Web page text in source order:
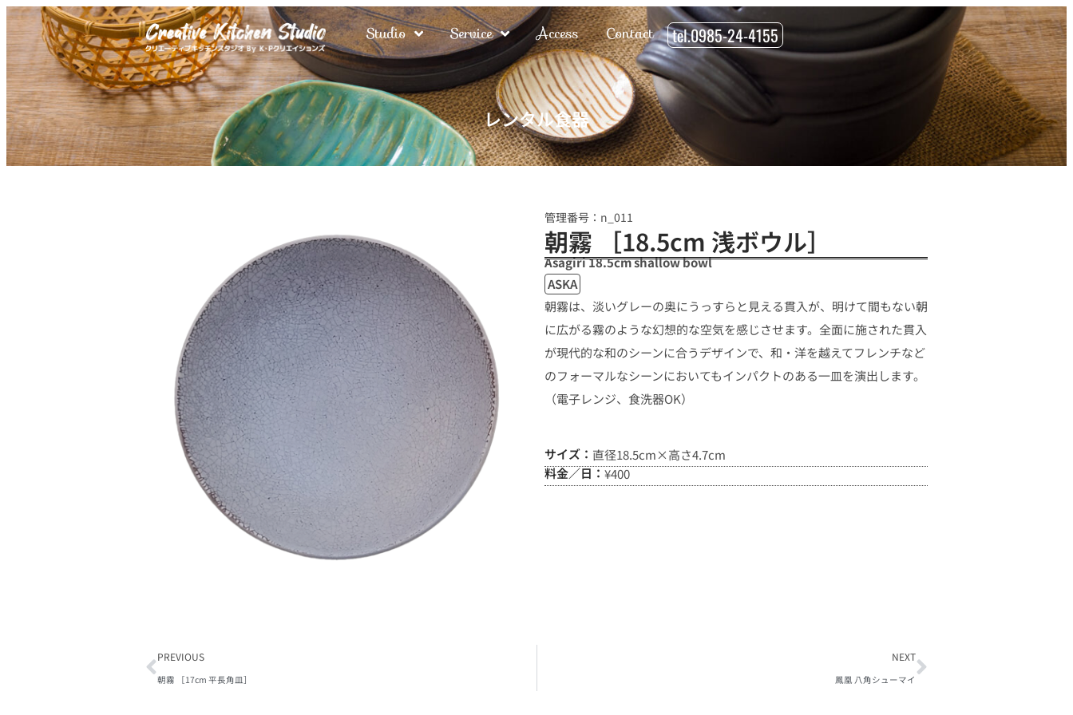
Studio Service Access Contact tel.0985-24-4155
レンタル食器
管理番号：n_011
朝霧 ［18.5cm 浅ボウル］
Asagiri 18.5cm shallow bowl
ASKA
朝霧は、淡いグレーの奥にうっすらと見える貫入が、明けて間もない朝
に広がる霧のような幻想的な空気を感じさせます。全面に施された貫入
が現代的な和のシーンに合うデザインで、和・洋を越えてフレンチなど
のフォーマルなシーンにおいてもインパクトのある一皿を演出します。
（電子レンジ、食洗器OK）
サイズ： 直径18.5cm×高さ4.7cm
料金／日： ¥400
PREVIOUS
朝霧 ［17cm 平長角皿］
NEXT
鳳凰 八角シューマイ